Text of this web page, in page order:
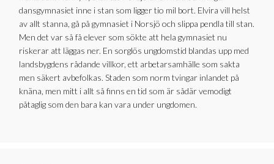
dansgymnasiet inne i stan som ligger tio mil bort. Elvira vill helst
av allt stanna, gå på gymnasiet i Norsjö och slippa pendla till stan.
Men det var så få elever som sökte att hela gymnasiet nu
riskerar att läggas ner. En sorglös ungdomstid blandas upp med
landsbygdens rådande villkor, ett arbetarsamhälle som sakta
men säkert avbefolkas. Staden som norm tvingar inlandet på
knäna, men mitt i allt så finns en tid som är sådär vemodigt
påtaglig som den bara kan vara under ungdomen.